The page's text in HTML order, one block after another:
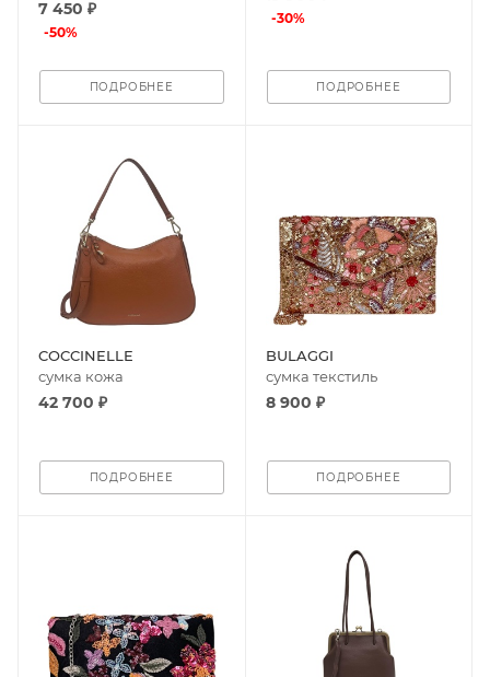
7 450 ₽
-50%
ПОДРОБНЕЕ
-30%
ПОДРОБНЕЕ
COCCINELLE
сумка кожа
42 700 ₽
ПОДРОБНЕЕ
BULAGGI
сумка текстиль
8 900 ₽
ПОДРОБНЕЕ